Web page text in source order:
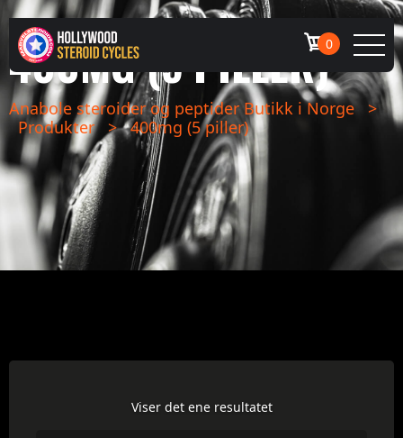
0
400MG (5 PILLER)
Anabole steroider og peptider Butikk i Norge
>
Produkter
> 400mg (5 piller)
Viser det ene resultatet